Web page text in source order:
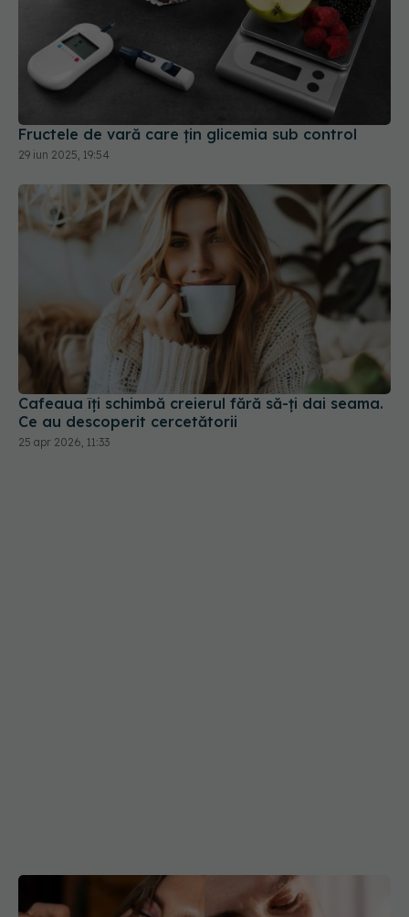
Fructele de vară care țin glicemia sub control
29 iun 2025, 19:54
Cafeaua îți schimbă creierul fără să-ți dai seama.
Ce au descoperit cercetătorii
25 apr 2026, 11:33